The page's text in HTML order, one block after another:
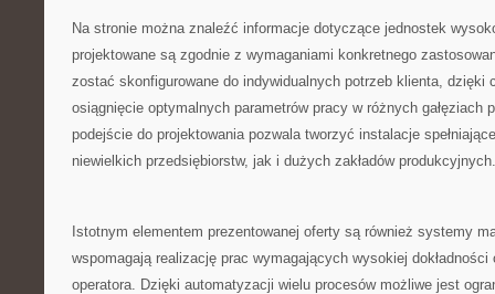
Na stronie można znaleźć informacje dotyczące jednostek
projektowane są zgodnie z wymaganiami konkretnego
zostać skonfigurowane do indywidualnych potrzeb klienta, dzięki
osiągnięcie optymalnych parametrów pracy w różnych gałęziach
podejście do projektowania pozwala tworzyć instalacje
niewielkich przedsiębiorstw, jak i dużych zakładów
Istotnym elementem prezentowanej oferty są również systemy
wspomagają realizację prac wymagających wysokiej
operatora. Dzięki automatyzacji wielu procesów możliwe jest